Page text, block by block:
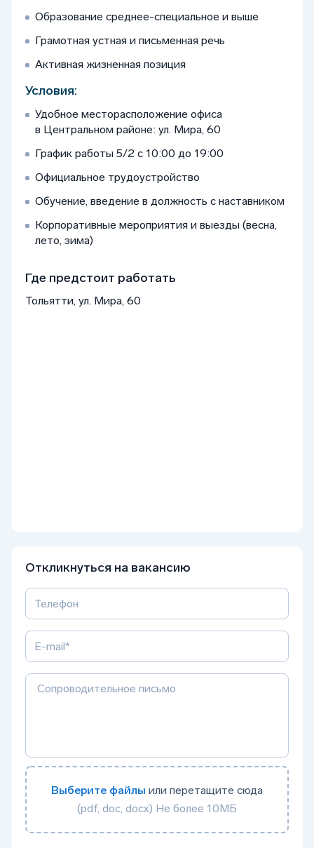
Образование среднее-специальное и выше
Грамотная устная и письменная речь
Активная жизненная позиция
Условия:
Удобное месторасположение офиса
в Центральном районе: ул. Мира, 60
График работы 5/2 с 10:00 до 19:00
Официальное трудоустройство
Обучение, введение в должность с наставником
Корпоративные мероприятия и выезды (весна,
лето, зима)
Где предстоит работать
Тольятти, ул. Мира, 60
Откликнуться на вакансию
Выберите файлы или перетащите сюда
(pdf, doc, docx) Не более 10МБ